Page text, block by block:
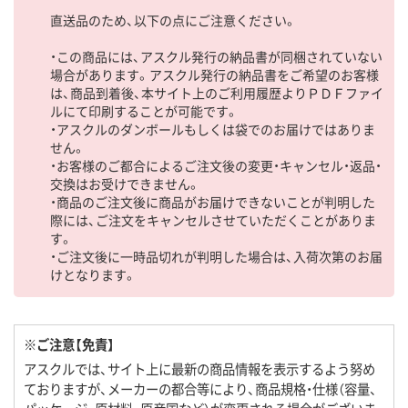
直送品のため、以下の点にご注意ください。
・この商品には、アスクル発行の納品書が同梱されていない
場合があります。アスクル発行の納品書をご希望のお客様
は、商品到着後、本サイト上のご利用履歴よりＰＤＦファイ
ルにて印刷することが可能です。
・アスクルのダンボールもしくは袋でのお届けではありま
せん。
・お客様のご都合によるご注文後の変更・キャンセル・返品・
交換はお受けできません。
・商品のご注文後に商品がお届けできないことが判明した
際には、ご注文をキャンセルさせていただくことがありま
す。
・ご注文後に一時品切れが判明した場合は、入荷次第のお届
けとなります。
※ご注意【免責】
アスクルでは、サイト上に最新の商品情報を表示するよう努め
ておりますが、メーカーの都合等により、商品規格・仕様（容量、